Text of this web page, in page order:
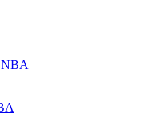
NBA